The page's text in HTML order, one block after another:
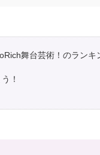
舞台芸術！のランキ
！